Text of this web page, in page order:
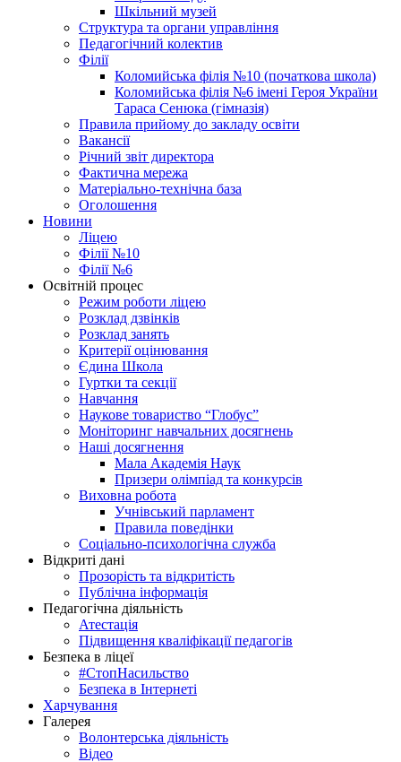
Шкільний музей
Структура та органи управління
Педагогічний колектив
Філії
Коломийська філія №10 (початкова школа)
Коломийська філія №6 імені Героя України
Тараса Сенюка (гімназія)
Правила прийому до закладу освіти
Вакансії
Річний звіт директора
Фактична мережа
Матеріально-технічна база
Оголошення
Новини
Ліцею
Філії №10
Філії №6
Освітній процес
Режим роботи ліцею
Розклад дзвінків
Розклад занять
Критерії оцінювання
Єдина Школа
Гуртки та секції
Навчання
Наукове товариство “Глобус”
Моніторинг навчальних досягнень
Наші досягнення
Мала Академія Наук
Призери олімпіад та конкурсів
Виховна робота
Учнівський парламент
Правила поведінки
Соціально-психологічна служба
Відкриті дані
Прозорість та відкритість
Публічна інформація
Педагогічна діяльність
Атестація
Підвищення кваліфікації педагогів
Безпека в ліцеї
#СтопНасильство
Безпека в Інтернеті
Харчування
Галерея
Волонтерська діяльність
Відео